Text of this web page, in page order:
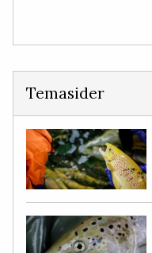
Temasider